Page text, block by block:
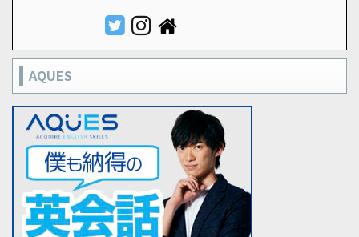
AQUES